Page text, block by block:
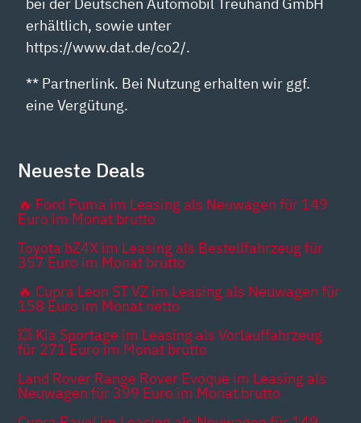
bei der Deutschen Automobil Treuhand GmbH
erhältlich, sowie unter
https://www.dat.de/co2/.
** Partnerlink. Bei Nutzung erhalten wir ggf.
eine Vergütung.
Neueste Deals
🔥 Ford Puma im Leasing als Neuwagen für 149
Euro im Monat brutto
Toyota bZ4X im Leasing als Bestellfahrzeug für
357 Euro im Monat brutto
🔥 Cupra Leon ST VZ im Leasing als Neuwagen für
158 Euro im Monat netto
💥 Kia Sportage im Leasing als Vorlauffahrzeug
für 271 Euro im Monat brutto
Land Rover Range Rover Evoque im Leasing als
Neuwagen für 399 Euro im Monat brutto